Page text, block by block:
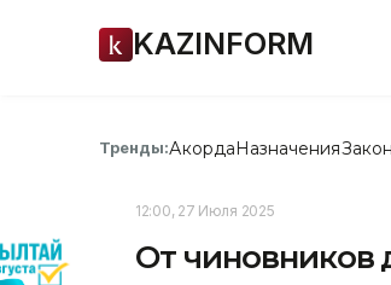
KAZINFORM
Тренды:АкордаНазначения
12:00, 27 Июля 2025
От чиновников